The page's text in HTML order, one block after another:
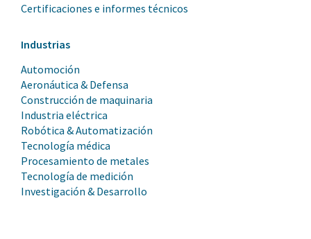
Certificaciones e informes técnicos
Industrias
Automoción
Aeronáutica & Defensa
Construcción de maquinaria
Industria eléctrica
Robótica & Automatización
Tecnología médica
Procesamiento de metales
Tecnología de medición
Investigación & Desarrollo